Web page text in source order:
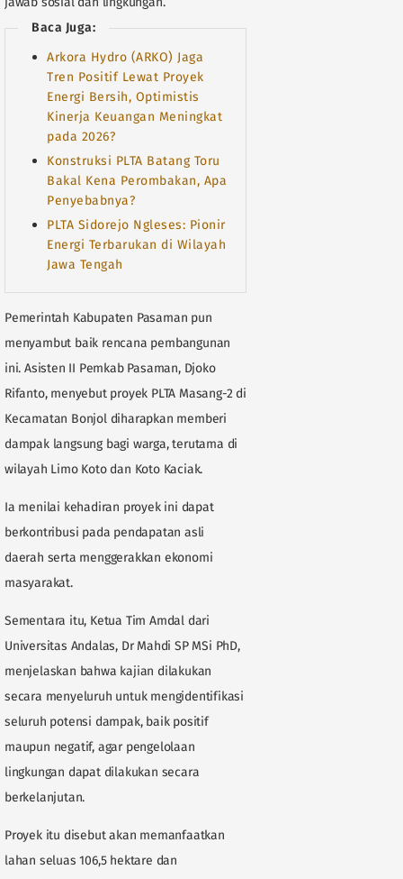
Baca Juga:
Arkora Hydro (ARKO) Jaga
Tren Positif Lewat Proyek
Energi Bersih, Optimistis
Kinerja Keuangan Meningkat
pada 2026?
Konstruksi PLTA Batang Toru
Bakal Kena Perombakan, Apa
Penyebabnya?
PLTA Sidorejo Ngleses: Pionir
Energi Terbarukan di Wilayah
Jawa Tengah
Pemerintah Kabupaten Pasaman pun
menyambut baik rencana pembangunan
ini. Asisten II Pemkab Pasaman, Djoko
Rifanto, menyebut proyek PLTA Masang-2 di
Kecamatan Bonjol diharapkan memberi
dampak langsung bagi warga, terutama di
wilayah Limo Koto dan Koto Kaciak.
Ia menilai kehadiran proyek ini dapat
berkontribusi pada pendapatan asli
daerah serta menggerakkan ekonomi
masyarakat.
Sementara itu, Ketua Tim Amdal dari
Universitas Andalas, Dr Mahdi SP MSi PhD,
menjelaskan bahwa kajian dilakukan
secara menyeluruh untuk mengidentifikasi
seluruh potensi dampak, baik positif
maupun negatif, agar pengelolaan
lingkungan dapat dilakukan secara
berkelanjutan.
Proyek itu disebut akan memanfaatkan
lahan seluas 106,5 hektare dan